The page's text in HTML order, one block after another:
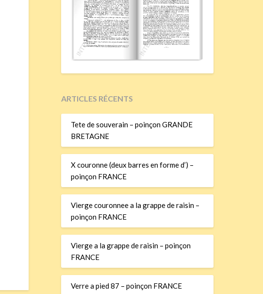
ARTICLES RÉCENTS
Tete de souverain – poinçon GRANDE
BRETAGNE
X couronne (deux barres en forme d’) –
poinçon FRANCE
Vierge couronnee a la grappe de raisin –
poinçon FRANCE
Vierge a la grappe de raisin – poinçon
FRANCE
Verre a pied 87 – poinçon FRANCE